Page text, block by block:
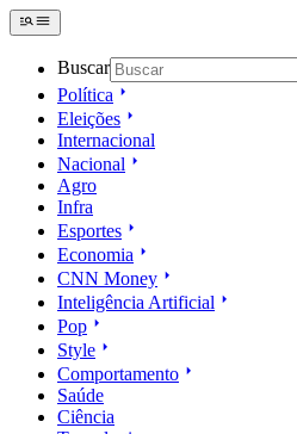
Buscar
Política
Eleições
Internacional
Nacional
Agro
Infra
Esportes
Economia
CNN Money
Inteligência Artificial
Pop
Style
Comportamento
Saúde
Ciência